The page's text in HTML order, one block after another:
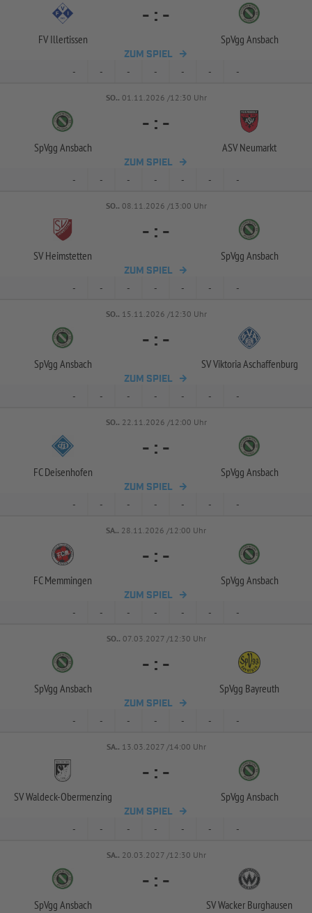
FV Illertissen
- : -
SpVgg Ansbach
ZUM SPIEL
- - - - - - -
SO.. 01.11.2026 /12:30 Uhr
SpVgg Ansbach
- : -
ASV Neumarkt
ZUM SPIEL
- - - - - - -
SO.. 08.11.2026 /13:00 Uhr
SV Heimstetten
- : -
SpVgg Ansbach
ZUM SPIEL
- - - - - - -
SO.. 15.11.2026 /12:30 Uhr
SpVgg Ansbach
- : -
SV Viktoria Aschaffenburg
ZUM SPIEL
- - - - - - -
SO.. 22.11.2026 /12:00 Uhr
FC Deisenhofen
- : -
SpVgg Ansbach
ZUM SPIEL
- - - - - - -
SA.. 28.11.2026 /12:00 Uhr
FC Memmingen
- : -
SpVgg Ansbach
ZUM SPIEL
- - - - - - -
SO.. 07.03.2027 /12:30 Uhr
SpVgg Ansbach
- : -
SpVgg Bayreuth
ZUM SPIEL
- - - - - - -
SA.. 13.03.2027 /14:00 Uhr
SV Waldeck-Obermenzing
- : -
SpVgg Ansbach
ZUM SPIEL
- - - - - - -
SA.. 20.03.2027 /12:30 Uhr
SpVgg Ansbach
- : -
SV Wacker Burghausen